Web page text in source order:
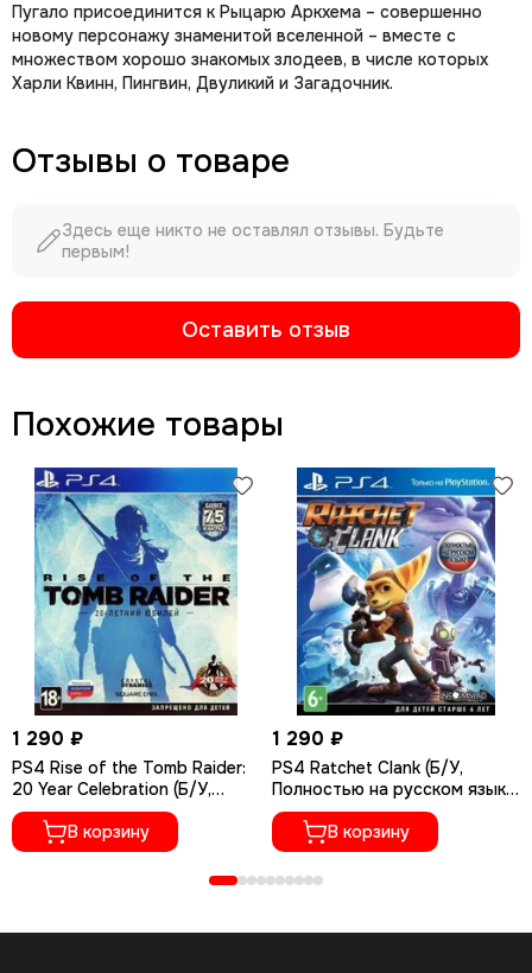
Пугало присоединится к Рыцарю Аркхема – совершенно
новому персонажу знаменитой вселенной – вместе с
множеством хорошо знакомых злодеев, в числе которых
Харли Квинн, Пингвин, Двуликий и Загадочник.
Отзывы о товаре
Здесь еще никто не оставлял отзывы. Будьте
первым!
Оставить отзыв
Похожие товары
1 290 ₽
PS4 Rise of the Tomb Raider:
20 Year Celebration (Б/У,
Полностью на русском языке,
CUSA-05716)
В корзину
1 290 ₽
PS4 Ratchet Сlank (Б/У,
Полностью на русском языке,
CUSA-01073)
В корзину